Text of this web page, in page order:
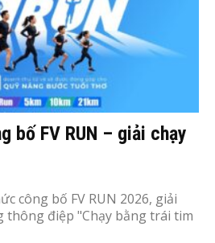
bố FV RUN – giải chạy
công bố FV RUN 2026, giải
thông điệp "Chạy bằng trái tim